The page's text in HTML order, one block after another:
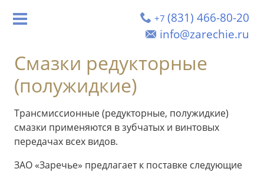
+7 (831) 466-80-20
info@zarechie.ru
Смазки редукторные
(полужидкие)
Трансмиссионные (редукторные, полужидкие)
смазки применяются в зубчатых и винтовых
передачах всех видов.
ЗАО «Заречье» предлагает к поставке следующие